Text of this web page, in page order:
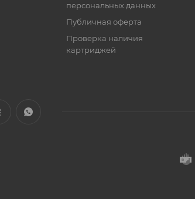
персональных данных
Публичная оферта
Проверка наличия
картриджей